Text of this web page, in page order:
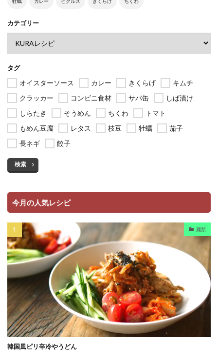
カテゴリー
タグ
オイスターソース カレー きくらげ
キムチ
クラッカー
コンビニ食材 サバ缶
しば漬け
しらたき
そうめん ちくわ
トマト
もめん豆腐
レタス 枝豆 牡蠣
茄子
長ネギ
餃子
検索
今月の人気レシピ
麺類
韓国風ピリ辛冷やうどん